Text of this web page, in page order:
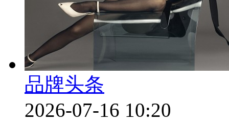
品牌头条
2026-07-16 10:20